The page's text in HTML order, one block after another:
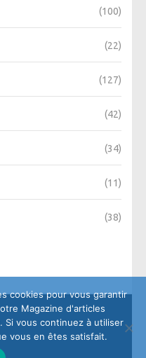
(100)
(22)
(127)
(42)
(34)
(11)
(38)
cookies pour vous garantir
Magazine d'articles
vous continuez à utiliser
vous en êtes satisfait.